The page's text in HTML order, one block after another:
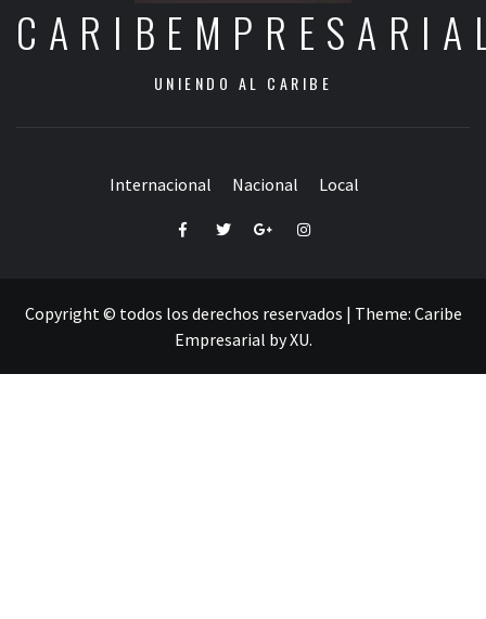
UNIENDO AL CARIBE
Internacional Nacional Local
FacebookTwitterGoogle+Instagram
Copyright © todos los derechos reservados | Theme: Caribe
Empresarial byXU.